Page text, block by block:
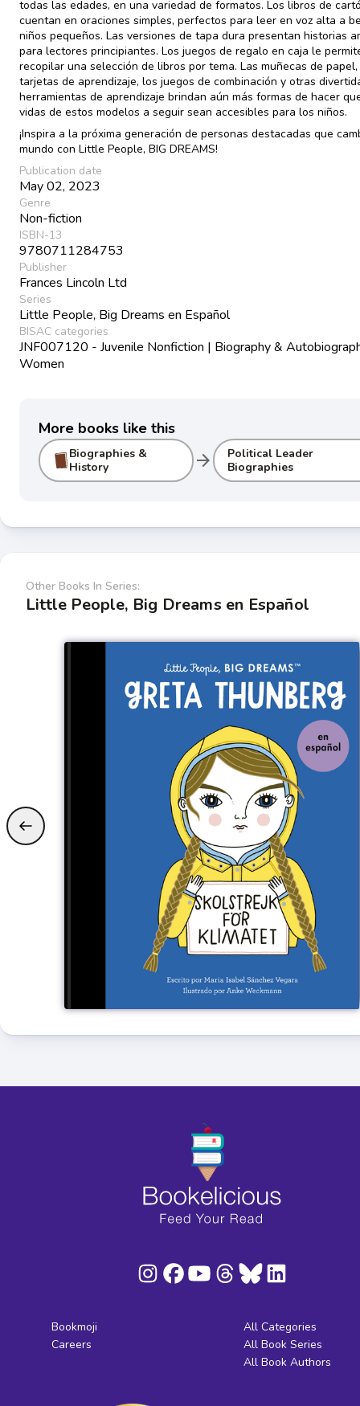
todas las edades, en una variedad de formatos. Los libros de
cuentan en oraciones simples, perfectos para leer en voz alta a
niños pequeños. Las versiones de tapa dura presentan historias
para lectores principiantes. Los juegos de regalo en caja le
recopilar una selección de libros por tema. Las muñecas de
tarjetas de aprendizaje, los juegos de combinación y otras
herramientas de aprendizaje brindan aún más formas de hacer
vidas de estos modelos a seguir sean accesibles para los niños.
¡Inspira a la próxima generación de personas destacadas que
mundo con Little People, BIG DREAMS!
Publication date
May 02, 2023
Genre
Non-fiction
ISBN-13
9780711284753
Publisher
Frances Lincoln Ltd
Series
Little People, Big Dreams en Español
BISAC categories
JNF007120 - Juvenile Nonfiction | Biography &
Women
More books like this
Biographies &
History
arrow_forward
Political Leader
Biographies
Other Books In Series:
Little People, Big Dreams en Español
Bookmoji
Careers
All Categories
All Book Series
All Book Authors